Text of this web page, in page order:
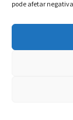
pode afetar